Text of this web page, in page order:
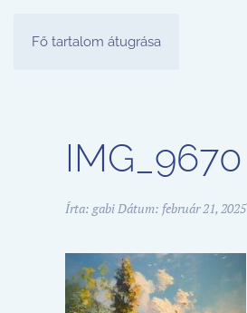
Fő tartalom átugrása
IMG_9670
Írta: gabiDátum: február 21, 2025